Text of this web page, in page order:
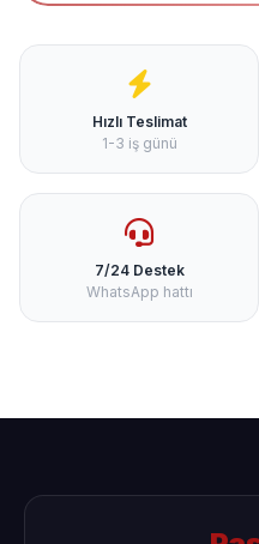
Hızlı Teslimat
1-3 iş günü
7/24 Destek
WhatsApp hattı